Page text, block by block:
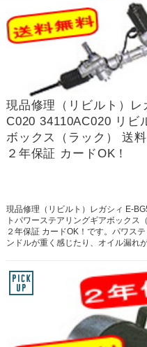
現品修理（リビルト）
C020 34110AC020 リビ
ボックス（ラック） 送
２年保証 カードOK！
現品修理（リビルト）レガシィ E-
トパワーステアリングギアボックス
２年保証 カードOK！です。パワス
ンドルが重く感じたり、オイル漏れ